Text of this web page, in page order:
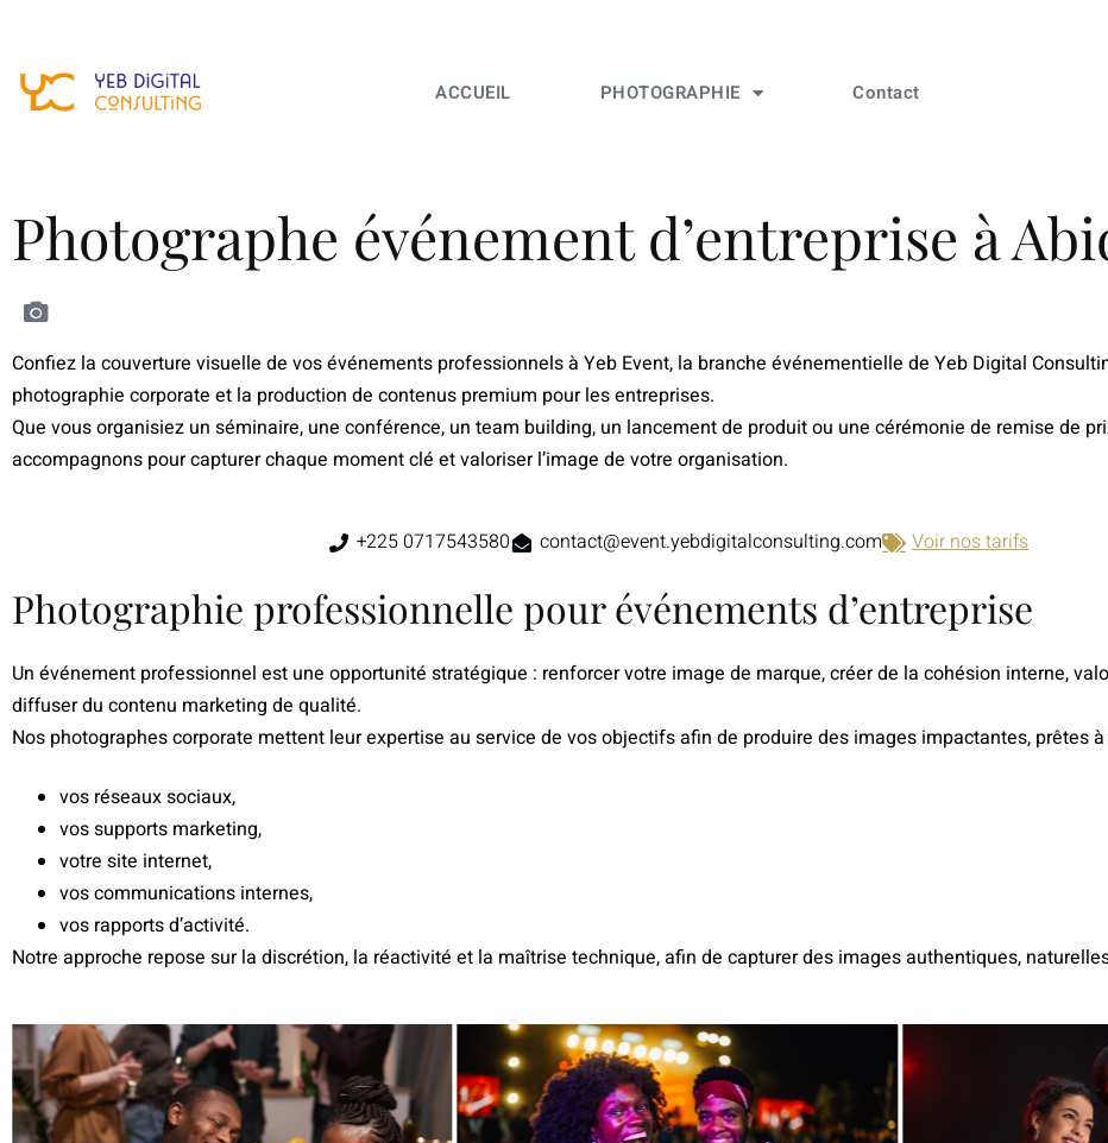
ACCUEIL PHOTOGRAPHIE Contact
Photographe événement d’entreprise à
Confiez la couverture visuelle de vos événements professionnels à Yeb Event, la branche événementielle de Yeb Digital
photographie corporate et la production de contenus premium pour les entreprises.
Que vous organisiez un séminaire, une conférence, un team building, un lancement de produitou une cérémonie de remise de
accompagnons pour capturer chaque moment clé et valoriser l’image de votre organisation.
+225 0717543580 contact@event.yebdigitalconsulting.com Voir nos tarifs
Photographie professionnelle pour événements d’entreprise
Un événement professionnel est une opportunité stratégique : renforcer votre image de marque, créer de la cohésion interne,
diffuser du contenu marketing de qualité.
Nos photographes corporate mettent leur expertise au service de vos objectifs afin de produire des images impactantes, prêtes
vos réseaux sociaux,
vos supports marketing,
votre site internet,
vos communications internes,
vos rapports d’activité.
Notre approche repose sur la discrétion, la réactivité et la maîtrise technique, afin de capturer des images authentiques,